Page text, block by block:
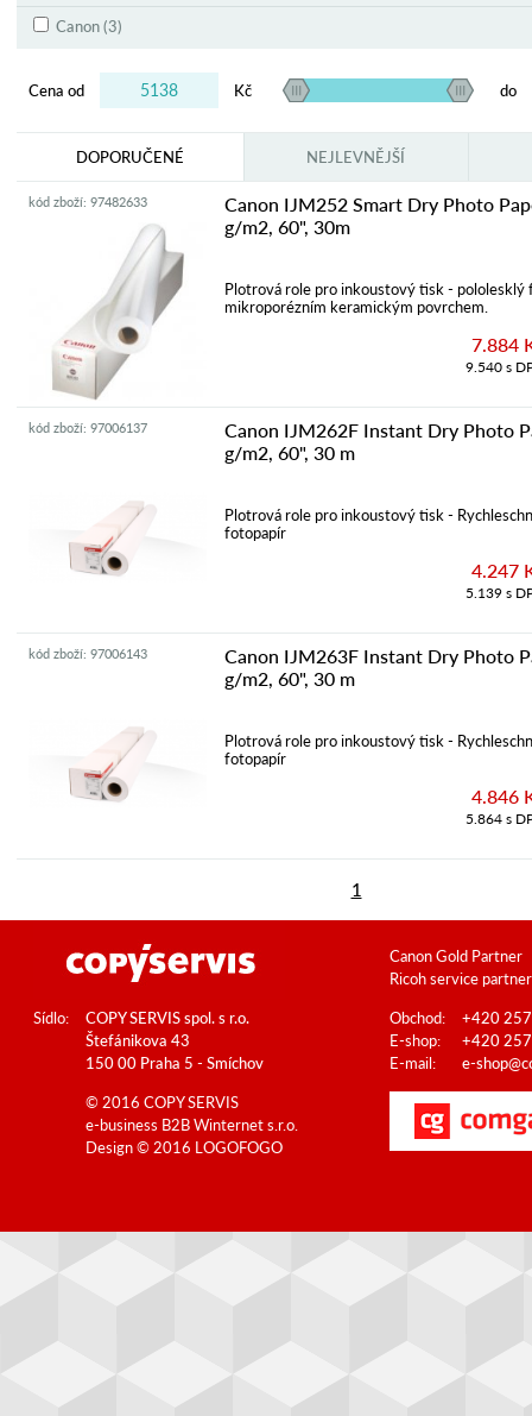
Canon (3)
Cena od Kč do
DOPORUČENÉ NEJLEVNĚJŠÍ
kód zboží: 97482633
Canon IJM252 Smart Dry Photo
g/m2, 60", 30m
Plotrová role pro inkoustový tisk - pololesklý
mikroporézním keramickým povrchem.
7.884
9.540 s
kód zboží: 97006137
Canon IJM262F Instant Dry Photo
g/m2, 60", 30 m
Plotrová role pro inkoustový tisk -
fotopapír
4.247
5.139 s
kód zboží: 97006143
Canon IJM263F Instant Dry Photo
g/m2, 60", 30 m
Plotrová role pro inkoustový tisk -
fotopapír
4.846
5.864 s
1
Canon Gold Partner
Ricoh service partner
Sídlo:
COPY SERVIS spol. s r.o.
Štefánikova 43
150 00 Praha 5 - Smíchov
Obchod:
+420
E-shop:
+420
E-mail:
e-
© 2016 COPY SERVIS
e-business B2BWinternet s.r.o.
Design © 2016 LOGOFOGO